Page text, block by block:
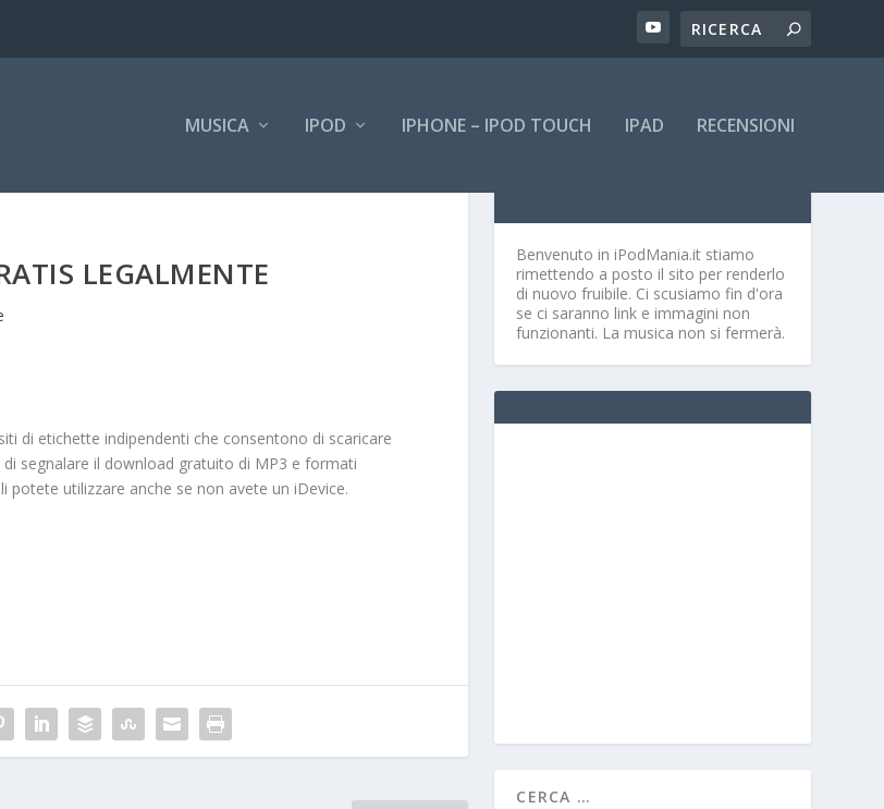
MUSICA IPOD IPHONE – IPOD TOUCH IPAD RECENSIONI
LEGALMENTE
di etichette indipendenti che consentono di scaricare
segnalare il download gratuito di MP3 e formati
utilizzare anche se non avete un iDevice.
Benvenuto in iPodMania.it stiamo
rimettendo a posto il sito per renderlo
di nuovo fruibile. Ci scusiamo fin d'ora
se ci saranno link e immagini non
funzionanti. La musica non si fermerà.